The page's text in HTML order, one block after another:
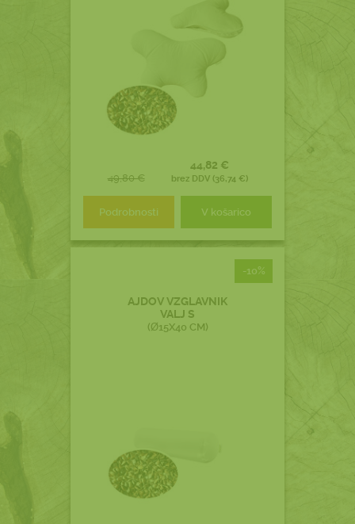
49,80 €
44,82 €
brez DDV (36,74 €)
Podrobnosti V košarico
-10%
AJDOV VZGLAVNIK
VALJ S
(Ø15X40 CM)